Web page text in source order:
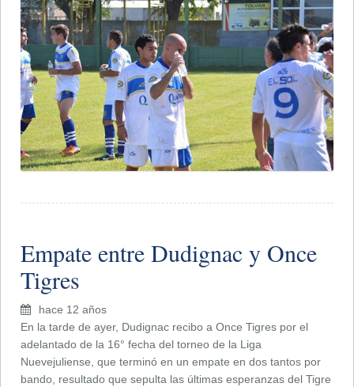
Empate entre Dudignac y Once
Tigres
hace 12 años
En la tarde de ayer, Dudignac recibo a Once Tigres por el
adelantado de la 16° fecha del torneo de la Liga
Nuevejuliense, que terminó en un empate en dos tantos por
bando, resultado que sepulta las últimas esperanzas del Tigre